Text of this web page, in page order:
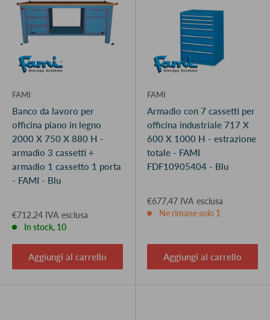
FAMI
Banco da lavoro per
officina piano in legno
2000 X 750 X 880 H -
armadio 3 cassetti +
armadio 1 cassetto 1 porta
- FAMI - Blu
€712,24 IVA esclusa
In stock, 10
Aggiungi al carrello
FAMI
Armadio con 7 cassetti per
officina industriale 717 X
600 X 1000 H - estrazione
totale - FAMI
FDF10905404 - Blu
€677,47 IVA esclusa
Ne rimane solo 1
Aggiungi al carrello